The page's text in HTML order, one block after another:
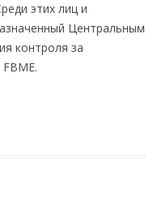
этих лиц и
Центральным
контроля за